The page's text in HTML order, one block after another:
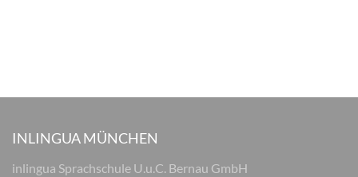
INLINGUA MÜNCHEN
inlingua Sprachschule U.u.C. Bernau GmbH